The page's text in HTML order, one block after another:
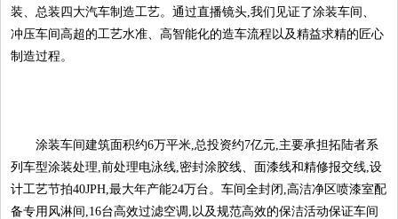
装、总装四大汽车制造工艺。通过直播镜头,我们见证了涂装车间、
冲压车间高超的工艺水准、高智能化的造车流程以及精益求精的匠心
制造过程。
涂装车间建筑面积约6万平米,总投资约7亿元,主要承担拓陆者系
列车型涂装处理,前处理电泳线,密封涂胶线、面漆线和精修报交线,设
计工艺节拍40JPH,最大年产能24万台。车间全封闭,高洁净区喷漆室配
备专用风淋间,16台高效过滤空调,以及规范高效的保洁活动保证车间